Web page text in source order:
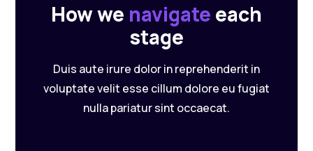
How we navigate each
stage
Duis aute irure dolor in reprehenderit in
voluptate velit esse cillum dolore eu fugiat
nulla pariatur sint occaecat.